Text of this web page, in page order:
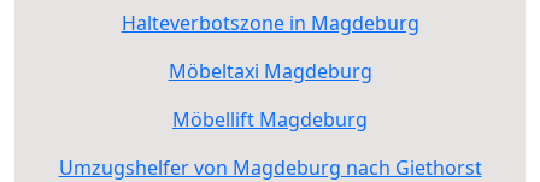
Halteverbotszone in Magdeburg
Möbeltaxi Magdeburg
Möbellift Magdeburg
Umzugshelfer von Magdeburg nach Giethorst